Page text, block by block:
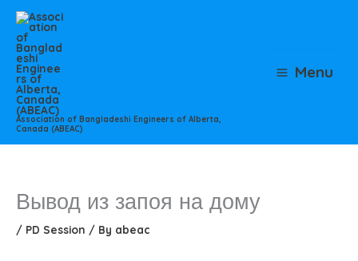
Skip
content
Association of Bangladeshi Engineers of Alberta,
Canada (ABEAC)
Menu
Вывод из запоя на дому
/ PD Session / By abeac